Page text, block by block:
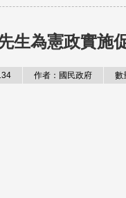
生為憲政實施
作者：國民政府 數